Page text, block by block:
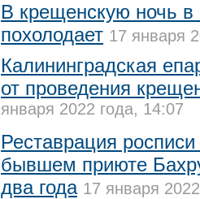
В крещенскую ночь в
похолодает 17 января
Калининградская
от проведения
января 2022 года, 14:07
Реставрация
бывшем приюте
два года 17 января